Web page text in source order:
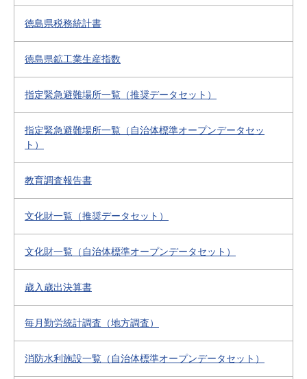
徳島県税務統計書
徳島県鉱工業生産指数
指定緊急避難場所一覧（推奨データセット）
指定緊急避難場所一覧（自治体標準オープンデータセッ
ト）
教育調査報告書
文化財一覧（推奨データセット）
文化財一覧（自治体標準オープンデータセット）
歳入歳出決算書
毎月勤労統計調査（地方調査）
消防水利施設一覧（自治体標準オープンデータセット）